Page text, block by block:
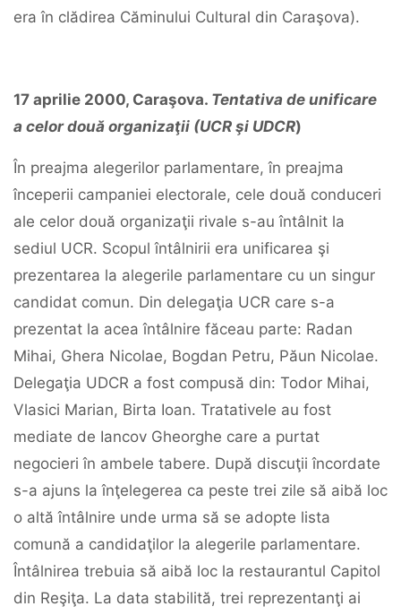
era în clădirea Căminului Cultural din Caraşova).
17 aprilie 2000, Caraşova. Tentativa de unificare
a celor două organizaţii (UCR şi UDCR)
În preajma alegerilor parlamentare, în preajma
începerii campaniei electorale, cele două conduceri
ale celor două organizaţii rivale s-au întâlnit la
sediul UCR. Scopul întâlnirii era unificarea şi
prezentarea la alegerile parlamentare cu un singur
candidat comun. Din delegaţia UCR care s-a
prezentat la acea întâlnire făceau parte: Radan
Mihai, Ghera Nicolae, Bogdan Petru, Păun Nicolae.
Delegaţia UDCR a fost compusă din: Todor Mihai,
Vlasici Marian, Birta Ioan. Tratativele au fost
mediate de Iancov Gheorghe care a purtat
negocieri în ambele tabere. După discuţii încordate
s-a ajuns la înţelegerea ca peste trei zile să aibă loc
o altă întâlnire unde urma să se adopte lista
comună a candidaţilor la alegerile parlamentare.
Întâlnirea trebuia să aibă loc la restaurantul Capitol
din Reşiţa. La data stabilită, trei reprezentanţi ai